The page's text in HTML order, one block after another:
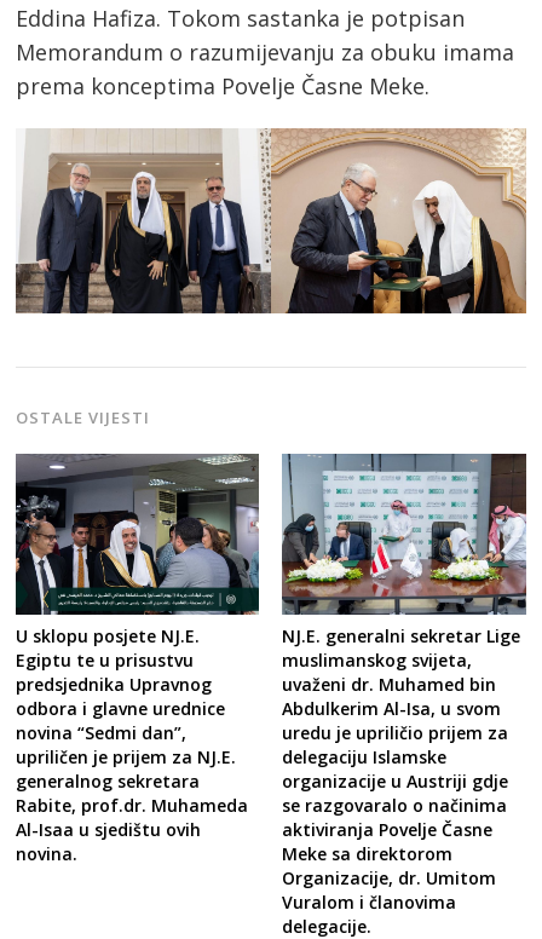
Eddina Hafiza. Tokom sastanka je potpisan
Memorandum o razumijevanju za obuku imama
prema konceptima Povelje Časne Meke.
OSTALE VIJESTI
U sklopu posjete NJ.E.
Egiptu te u prisustvu
predsjednika Upravnog
odbora i glavne urednice
novina “Sedmi dan”,
upriličen je prijem za NJ.E.
generalnog sekretara
Rabite, prof.dr. Muhameda
Al-Isaa u sjedištu ovih
novina.
NJ.E. generalni sekretar Lige
muslimanskog svijeta,
uvaženi dr. Muhamed bin
Abdulkerim Al-Isa, u svom
uredu je upriličio prijem za
delegaciju Islamske
organizacije u Austriji gdje
se razgovaralo o načinima
aktiviranja Povelje Časne
Meke sa direktorom
Organizacije, dr. Umitom
Vuralom i članovima
delegacije.